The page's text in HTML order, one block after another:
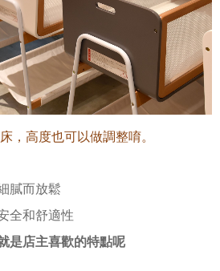
，高度也可以做調整唷。
膩而放鬆
全和舒適性
是店主喜歡的特點呢